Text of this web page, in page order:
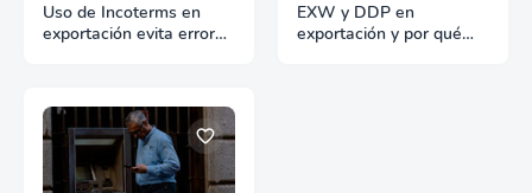
Uso de Incoterms en
exportación evita errores
EXW y DDP en
exportación y por qué